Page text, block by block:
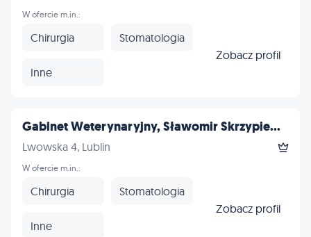
W ofercie m.in.:
Chirurgia Stomatologia
Inne
Zobacz profil
Gabinet Weterynaryjny, Sławomir Skrzypie...
Lwowska 4, Lublin
W ofercie m.in.:
Chirurgia Stomatologia
Inne
Zobacz profil